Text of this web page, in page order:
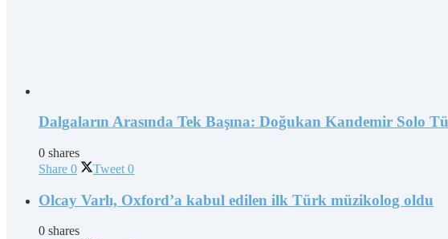
Dalgaların Arasında Tek Başına: Doğukan Kandemir Solo
0 shares
Share 0 Tweet 0
Olcay Varlı, Oxford’a kabul edilen ilk Türk müzikolog oldu
0 shares